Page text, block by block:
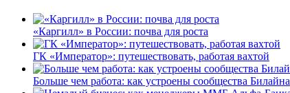
«Каргилл» в России: почва для роста
ГК «Император»: путешествовать, работая вахтой
Больше чем работа: как устроены сообщества Билайна